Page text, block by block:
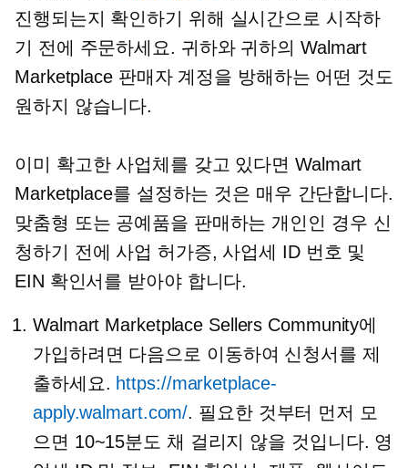
진행되는지 확인하기 위해 실시간으로 시작하
기 전에 주문하세요. 귀하와 귀하의 Walmart
Marketplace 판매자 계정을 방해하는 어떤 것도
원하지 않습니다.
이미 확고한 사업체를 갖고 있다면 Walmart
Marketplace를 설정하는 것은 매우 간단합니다.
맞춤형 또는 공예품을 판매하는 개인인 경우 신
청하기 전에 사업 허가증, 사업세 ID 번호 및
EIN 확인서를 받아야 합니다.
Walmart Marketplace Sellers Community에
가입하려면 다음으로 이동하여 신청서를 제
출하세요. https://marketplace-
apply.walmart.com/. 필요한 것부터 먼저 모
으면 10~15분도 채 걸리지 않을 것입니다. 영